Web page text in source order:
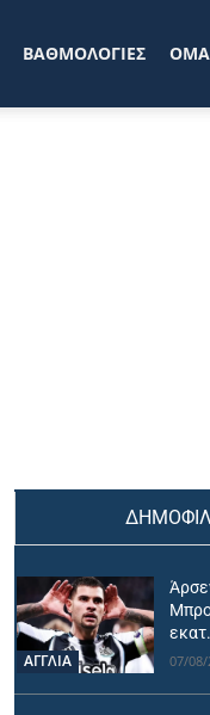
ΒΑΘΜΟΛΟΓΙΕΣ
ΑΓΓΛΙΑ 07/08/